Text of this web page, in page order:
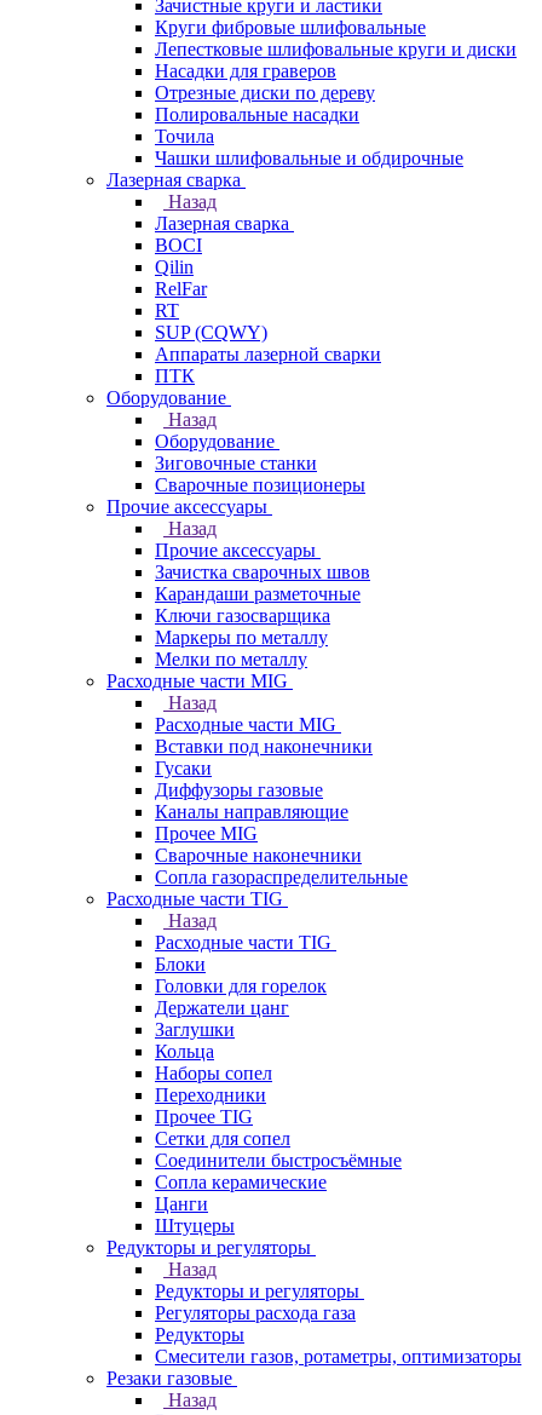
Зачистные круги и ластики
Круги фибровые шлифовальные
Лепестковые шлифовальные круги и диски
Насадки для граверов
Отрезные диски по дереву
Полировальные насадки
Точила
Чашки шлифовальные и обдирочные
Лазерная сварка
Назад
Лазерная сварка
BOCI
Qilin
RelFar
RT
SUP (CQWY)
Аппараты лазерной сварки
ПТК
Оборудование
Назад
Оборудование
Зиговочные станки
Сварочные позиционеры
Прочие аксессуары
Назад
Прочие аксессуары
Зачистка сварочных швов
Карандаши разметочные
Ключи газосварщика
Маркеры по металлу
Мелки по металлу
Расходные части MIG
Назад
Расходные части MIG
Вставки под наконечники
Гусаки
Диффузоры газовые
Каналы направляющие
Прочее MIG
Сварочные наконечники
Сопла газораспределительные
Расходные части TIG
Назад
Расходные части TIG
Блоки
Головки для горелок
Держатели цанг
Заглушки
Кольца
Наборы сопел
Переходники
Прочее TIG
Сетки для сопел
Соединители быстросъёмные
Сопла керамические
Цанги
Штуцеры
Редукторы и регуляторы
Назад
Редукторы и регуляторы
Регуляторы расхода газа
Редукторы
Смесители газов, ротаметры, оптимизаторы
Резаки газовые
Назад